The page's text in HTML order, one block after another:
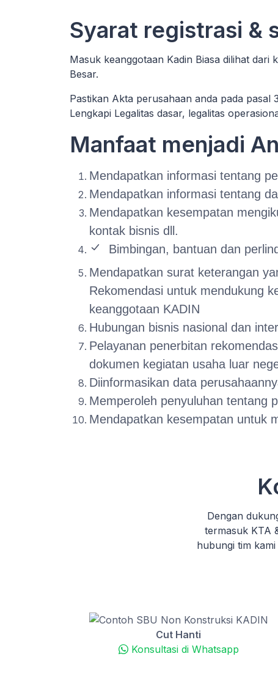
Syarat registrasi &
Masuk keanggotaan Kadin Biasa dilihat
Besar.
Pastikan Akta perusahaan anda pada pasal
Lengkapi Legalitas dasar, legalitas
Manfaat menjadi
Mendapatkan informasi tentang
Mendapatkan informasi tentang
Mendapatkan kesempatan
kontak bisnis dll.
Bimbingan, bantuan dan
Mendapatkan surat keterangan
Rekomendasi untuk mendukung
keanggotaan KADIN
Hubungan bisnis nasional dan
Pelayanan penerbitan
dokumen kegiatan usaha luar
Diinformasikan data
Memperoleh penyuluhan tentang
Mendapatkan kesempatan untuk
Dengan
termasuk KTA
hubungi tim
Cut Hanti
Konsultasi di Whatsapp